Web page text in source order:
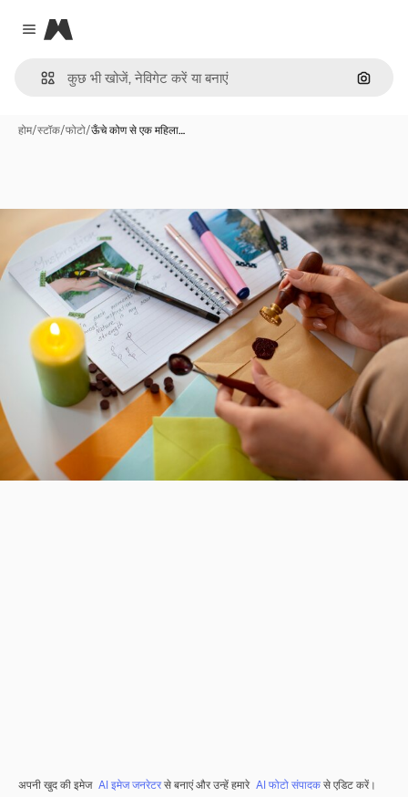
Close menu
Magnific
इमेज से
होम/स्टॉक/फोटो/ऊँचे कोण से एक महिला…
अपनी खुद की इमेज AI इमेज जनरेटरसे बनाएं और उन्हें हमारे AI फोटो संपादकसे एडिट करें।